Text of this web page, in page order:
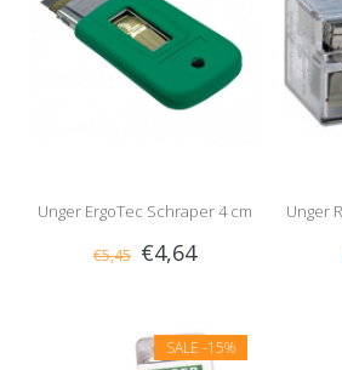
Unger ErgoTec Schraper 4 cm
€5,45 €4,64
Unger
SALE -15%